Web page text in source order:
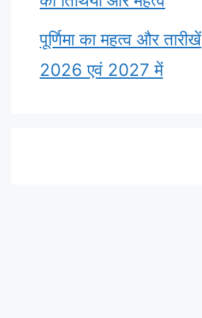
पूर्णिमा का महत्व और तारीखें
2026 एवं 2027 में